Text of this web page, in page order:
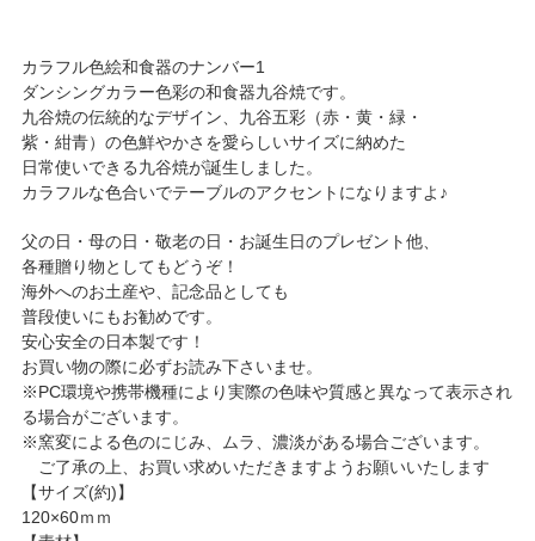
カラフル色絵和食器のナンバー1
ダンシングカラー色彩の和食器九谷焼です。
九谷焼の伝統的なデザイン、九谷五彩（赤・黄・緑・
紫・紺青）の色鮮やかさを愛らしいサイズに納めた
日常使いできる九谷焼が誕生しました。
カラフルな色合いでテーブルのアクセントになりますよ♪
父の日・母の日・敬老の日・お誕生日のプレゼント他、
各種贈り物としてもどうぞ！
海外へのお土産や、記念品としても
普段使いにもお勧めです。
安心安全の日本製です！
お買い物の際に必ずお読み下さいませ。
※PC環境や携帯機種により実際の色味や質感と異なって表示され
る場合がございます。
※窯変による色のにじみ、ムラ、濃淡がある場合ございます。
ご了承の上、お買い求めいただきますようお願いいたします
【サイズ(約)】
120×60ｍｍ